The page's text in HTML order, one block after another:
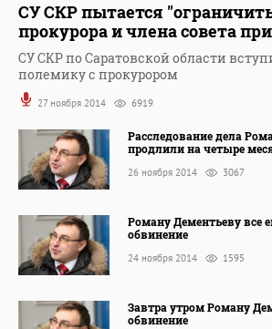
СУ СКР пытается
прокурора и члена совета
СУ СКР по Саратовской области
полемику с прокурором
27 ноября 2014 6919
Расследование дела
продлили на четыре
26 ноября 2014 3067
Роману Дементьеву все
обвинение
24 ноября 2014 1595
Завтра утром Роману
обвинение